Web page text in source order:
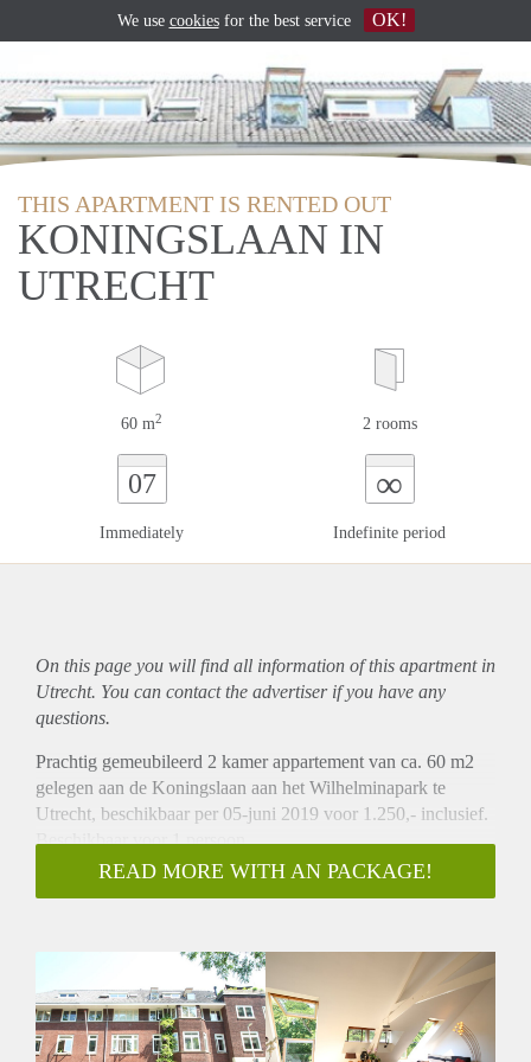
THIS APARTMENT IS RENTED OUT
KONINGSLAAN IN
UTRECHT
60 m2 2 rooms
07
Immediately
∞
Indefinite period
On this page you will find all information of this apartmentin
Utrecht. You can contact the advertiser if you have any
questions.
Prachtig gemeubileerd 2 kamer appartement van ca. 60 m2
gelegen aan de Koningslaan aan het Wilhelminapark te
Utrecht, beschikbaar per 05-juni 2019 voor 1.250,- inclusief.
Beschikbaar voor 1 persoon.
Omschrijving
Prachtig, ruim appartement direct gelegen aan het
gesitueerd op de derde verdieping van een pand aan de
Koningslaan. Het appartement is ca. 60m2 groot appartement
en biedt een ruime woonkamer, pantry, slaapkamer en
badkamer met douche en toilet. Vanuit de woonkamer heeft u
READ MORE WITH AN PACKAGE!
We use cookiesfor the best service OK!